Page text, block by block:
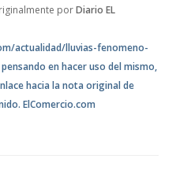
porDiario EL
actualidad/lluvias-fenomeno-
en hacer uso del mismo,
hacia la nota original de
ElComercio.com